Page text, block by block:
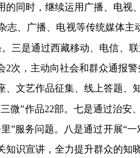
的同时，继续运用广播、电
志、广播、电视等传统媒体
三是通过西藏移动、电信、
2次，主动向社会和群众通报
、文艺作品征集、线上答题
微”作品22部。七是通过治
”服务问题。八是通过开展“
识宣讲，全力提升群众的知